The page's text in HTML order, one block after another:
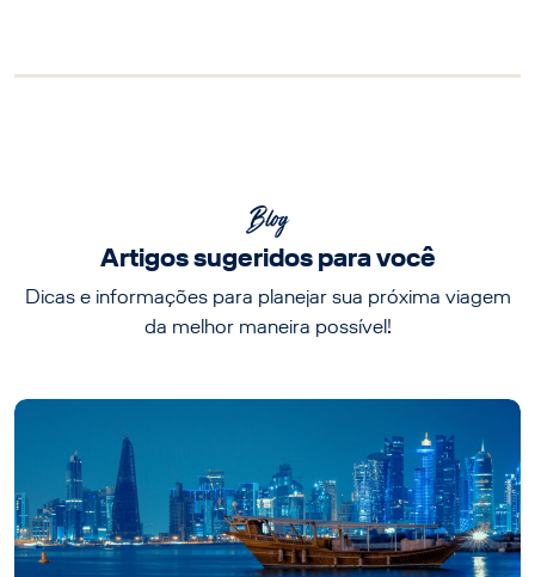
Blog
Artigos sugeridos para você
Dicas e informações para planejar sua próxima viagem
da melhor maneira possível!